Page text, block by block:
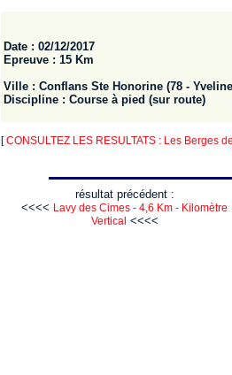
Date : 02/12/2017
Epreuve : 15 Km
Ville : Conflans Ste Honorine (78 -
Discipline : Course à pied (sur route)
[CONSULTEZ LES RESULTATS : Les Berges
résultat précédent :
<<<< Lavy des Cimes - 4,6 Km - Kilomètre
Vertical <<<<